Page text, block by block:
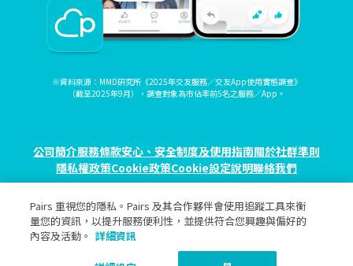
※資料來源：MMD研究所《2025年交友服務／交友App使用實態調查》
（截至2025年9月），調查對象為市佔率前5名之服務／App。
公司簡介服務條款安心、安全制度及使用指南關於社群準則
隱私權政策Cookie政策Cookie設定說明聯絡我們
© eureka, Inc. All rights reserved.
Pairs 重視您的隱私。Pairs 及其合作夥伴會使用追蹤工具來衡
量您的資訊，以提升服務便利性，並提供符合您興趣與偏好的
內容及活動。 詳細資訊